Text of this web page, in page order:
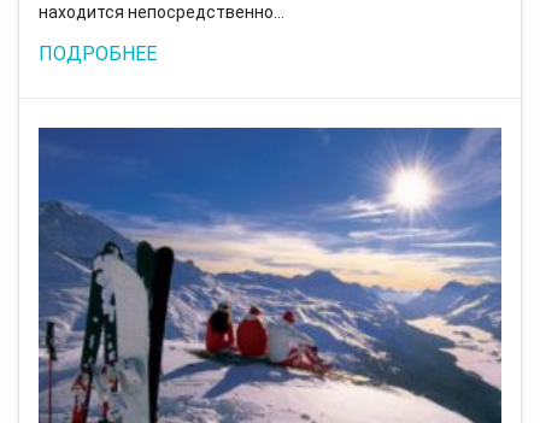
находится непосредственно…
ПОДРОБНЕЕ